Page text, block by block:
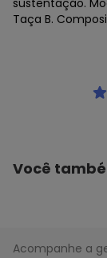
sustentação.
Taça B.
She - Top sem
Colecao : SHE
Você
Acompanhe a